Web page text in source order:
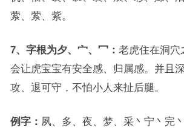
萦、萦、紫。
7、字根为夕、宀、冖： 老虎住在洞穴
会让虎宝宝有安全感、归属感。并且
攻、退可守，不怕小人来扯后腿。
例字： 夙、多、夜、梦、采丶宁丶完